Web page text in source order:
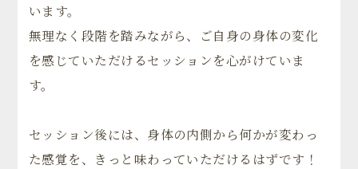
います。
無理なく段階を踏みながら、ご自身の身体の変化
を感じていただけるセッションを心がけていま
す。
セッション後には、身体の内側から何かが変わっ
た感覚を、きっと味わっていただけるはずです！